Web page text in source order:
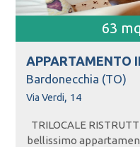
63
APPARTAMENTO
Bardonecchia (TO)
Via Verdi, 14
TRILOCALE
bellissimo